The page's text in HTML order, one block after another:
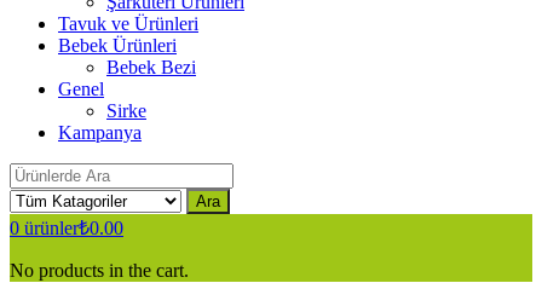
Tavuk ve Ürünleri
Bebek Ürünleri
Bebek Bezi
Genel
Sirke
Kampanya
Ara
0 ürünler₺0.00
No products in the cart.